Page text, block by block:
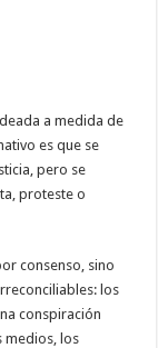
a medida de
es que se
pero se
proteste o
consenso, sino
los
conspiración
medios, los